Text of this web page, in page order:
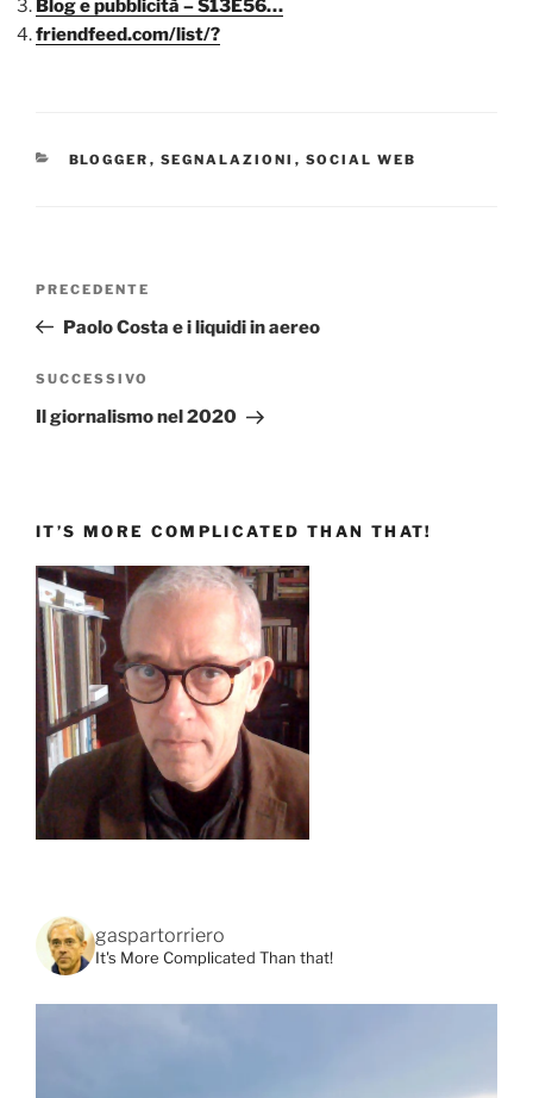
Blog e pubblicità – S13E56…
friendfeed.com/list/?
CATEGORIE
BLOGGER , SEGNALAZIONI , SOCIAL WEB
Articolo
precedente:
PRECEDENTE
Paolo Costa e i liquidi in aereo
Articolo
successivo
SUCCESSIVO
Il giornalismo nel 2020
IT’S MORE COMPLICATED THAN THAT!
gaspartorriero
It's More Complicated Than that!